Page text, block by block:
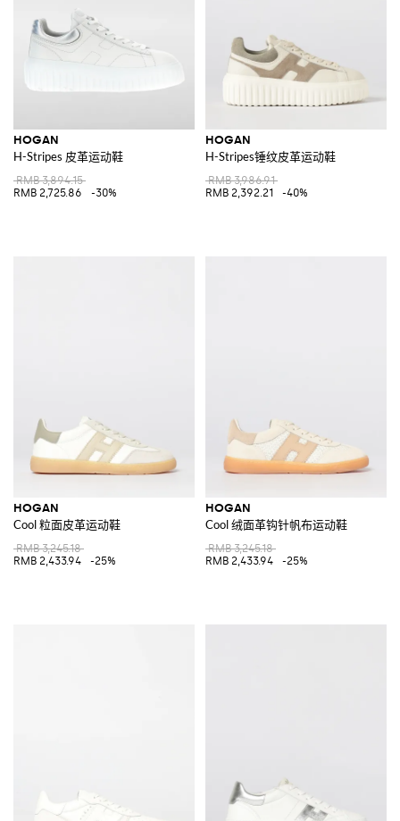
HOGAN
H-Stripes 皮革运动鞋
RMB 3,894.15
RMB 2,725.86
-30%
HOGAN
H-Stripes锤纹皮革运动鞋
RMB 3,986.91
RMB 2,392.21
-40%
HOGAN
Cool 粒面皮革运动鞋
RMB 3,245.18
RMB 2,433.94
-25%
HOGAN
Cool 绒面革钩针帆布运动鞋
RMB 3,245.18
RMB 2,433.94
-25%